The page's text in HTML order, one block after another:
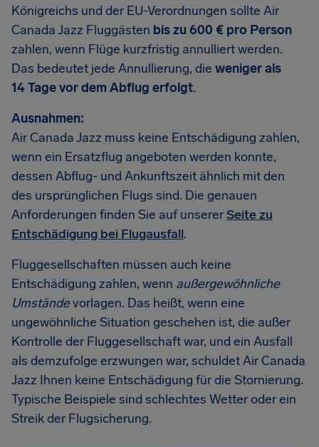
Königreichs und der EU-Verordnungen sollte Air
Canada Jazz Fluggästen bis zu 600 € pro Person
zahlen, wenn Flüge kurzfristig annulliert werden.
Das bedeutet jede Annullierung, die weniger als
14 Tage vor dem Abflug erfolgt.
Ausnahmen:
Air Canada Jazz muss keine Entschädigung zahlen,
wenn ein Ersatzflug angeboten werden konnte,
dessen Abflug- und Ankunftszeit ähnlich mit den
des ursprünglichen Flugs sind. Die genauen
Anforderungen finden Sie auf unsererSeite zu
Entschädigung bei Flugausfall.
Fluggesellschaften müssen auch keine
Entschädigung zahlen, wenn außergewöhnliche
Umständevorlagen. Das heißt, wenn eine
ungewöhnliche Situation geschehen ist, die außer
Kontrolle der Fluggesellschaft war, und ein Ausfall
als demzufolge erzwungen war, schuldet Air Canada
Jazz Ihnen keine Entschädigung für die Stornierung.
Typische Beispiele sind schlechtes Wetter oder ein
Streik der Flugsicherung.